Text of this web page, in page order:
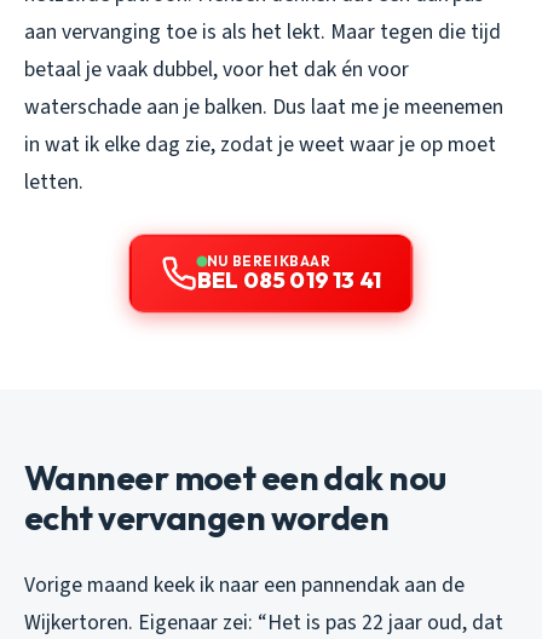
aan vervanging toe is als het lekt. Maar tegen die tijd
betaal je vaak dubbel, voor het dak én voor
waterschade aan je balken. Dus laat me je meenemen
in wat ik elke dag zie, zodat je weet waar je op moet
letten.
NU BEREIKBAAR
BEL 085 019 13 41
Wanneer moet een dak nou
echt vervangen worden
Vorige maand keek ik naar een pannendak aan de
Wijkertoren. Eigenaar zei: “Het is pas 22 jaar oud, dat